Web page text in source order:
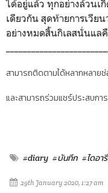
ได้อยู่แล้ว ทุกอย่างล้วนเ
เดียวกัน สุดท้ายการเวีย
อย่างหมดสิ้นกิเลสนั่นแล
สามารถติดตามได้หลากหลาย
และสามารถร่วมแชร์ประสบก
#diary #บันทึก #ไดอารี่
29th January 2020, 1:27 am